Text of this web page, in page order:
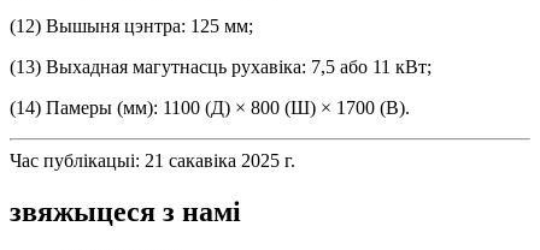
(12) Вышыня цэнтра: 125 мм;
(13) Выхадная магутнасць рухавіка: 7,5 або 11 кВт;
(14) Памеры (мм): 1100 (Д) × 800 (Ш) × 1700 (В).
Час публікацыі: 21 сакавіка 2025 г.
звяжыцеся з намі